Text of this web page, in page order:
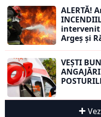
ALERTĂ!
intervenit
Argeș și
VEȘTI